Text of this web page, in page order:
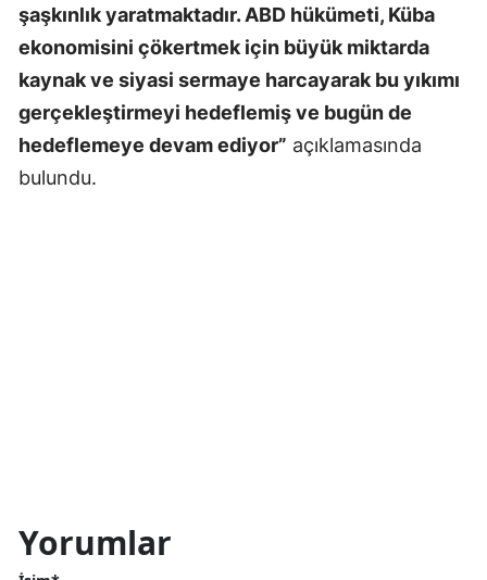
şaşkınlık yaratmaktadır. ABD hükümeti, Küba
ekonomisini çökertmek için büyük miktarda
kaynak ve siyasi sermaye harcayarak bu yıkımı
gerçekleştirmeyi hedeflemiş ve bugün de
hedeflemeye devam ediyor” açıklamasında
bulundu.
Yorumlar